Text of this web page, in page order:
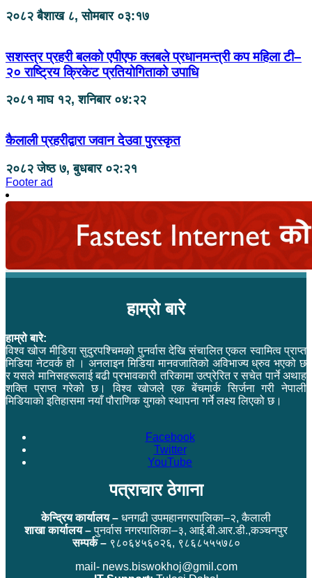
२०८२ बैशाख ८, सोमबार ०३:१७
सशस्त्र प्रहरी बलको एपीएफ क्लबले प्रधानमन्त्री कप महिला टी–
२० राष्ट्रिय क्रिकेट प्रतियोगिताको उपाधि
२०८१ माघ १२, शनिबार ०४:२२
कैलाली प्रहरीद्वारा जवान देउवा पुरस्कृत
२०८२ जेष्ठ ७, बुधबार ०२:२१
Footer ad
हाम्रो बारे
हाम्रो बारे:
विश्व खोज मीडिया सुदुरपश्चिमको पुनर्वास देखि संचालित एकल स्वामित्व प्राप्त
मिडिया नेटवर्क हो । अनलाइन मिडिया मानवजातिको अविभाज्य ध्रुव भएको छ
र यसले मानिसहरूलाई बढी प्रभावकारी तरिकामा उत्प्रेरित र सचेत पार्ने अथाह
शक्ति प्राप्त गरेको छ। विश्व खोजले एक बेंचमार्क सिर्जना गरी नेपाली
मिडियाको इतिहासमा नयाँ पौराणिक युगको स्थापना गर्ने लक्ष्य लिएको छ।
Facebook
Twitter
YouTube
पत्राचार ठेगाना
केन्द्रिय कार्यालय – धनगढी उपमहानगरपालिका–२, कैलाली
शाखा कार्यालय –पुनर्वास नगरपालिका–३, आई.बी.आर.डी.,कञ्चनपुर
सम्पर्क –९८०६४५६०२६, ९८६८५५५७८०
mail- news.biswokhoj@gmil.com